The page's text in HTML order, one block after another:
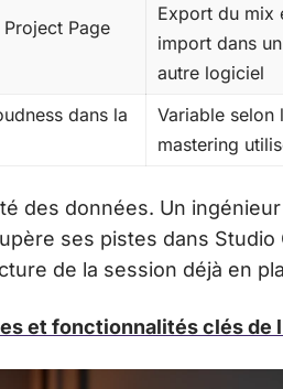
Page
Export du mix
import dans
autre logiciel
dans la
Variable selon
mastering
des données. Un
ses pistes dans Studio
de la session déjà en
et fonctionnalités clés de